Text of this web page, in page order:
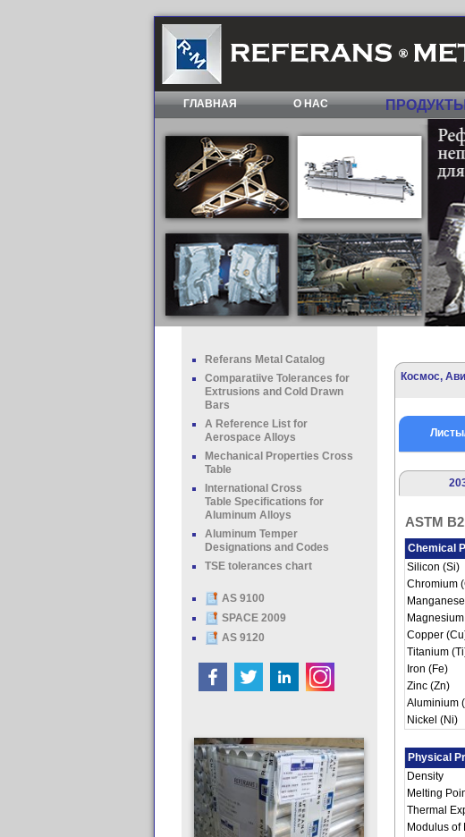
ГЛАВНАЯ О НAC
Referans Metal Catalog
Comparatiive Tolerances for
Extrusions and Cold Drawn
Bars
A Reference List for
Aerospace Alloys
Mechanical Properties Cross
Table
International Cross
Table Specifications for
Aluminum Alloys
Aluminum Temper
Designations and Codes
TSE tolerances chart
AS 9100
SPACE 2009
AS 9120
Космос,
ASTM
Chemical
Silicon (Si)
Chromium
Copper
Titanium
Iron (Fe)
Zinc (Zn)
Aluminium
Nickel (Ni)
Physical
Density
Melting
Thermal
Modulus of